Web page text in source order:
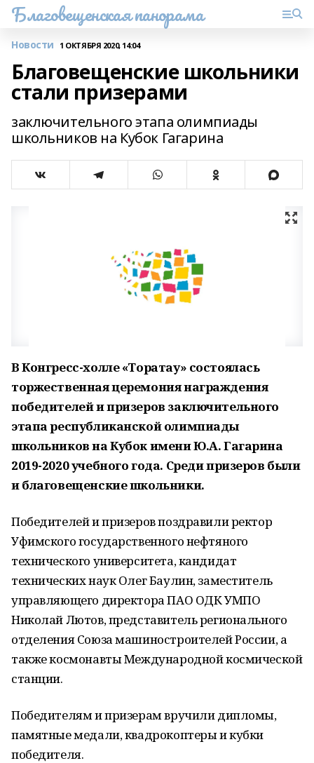
Благовещенская панорама
Новости 1 ОКТЯБРЯ 2020, 14:04
Благовещенские школьники
стали призерами
заключительного этапа олимпиады
школьников на Кубок Гагарина
В Конгресс-холле «Торатау» состоялась
торжественная церемония награждения
победителей и призеров заключительного
этапа республиканской олимпиады
школьников на Кубок имени Ю.А. Гагарина
2019-2020 учебного года. Среди призеров были
и благовещенские школьники.
Победителей и призеров поздравили ректор
Уфимского государственного нефтяного
технического университета, кандидат
технических наук Олег Баулин, заместитель
управляющего директора ПАО ОДК УМПО
Николай Лютов, представитель регионального
отделения Союза машиностроителей России, а
также космонавты Международной космической
станции.
Победителям и призерам вручили дипломы,
памятные медали, квадрокоптеры и кубки
победителя.